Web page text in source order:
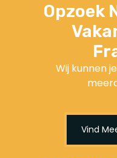
Opzoek
Wij kunnen
Vind